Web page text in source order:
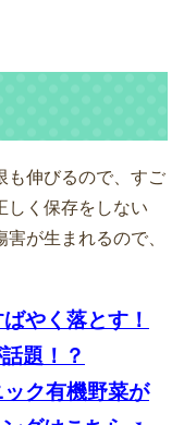
も伸びるので、すご
しく保存をしない
が生まれるので、
やく落とす！
題！？
ク有機野菜が